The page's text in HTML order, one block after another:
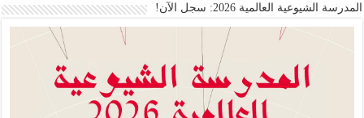
المدرسة الشيوعية العالمية 2026: سجل الآن!